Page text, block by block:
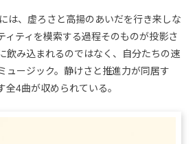
は、虚ろさと高揚のあいだを行き来しな
ィティを模索する過程そのものが投影さ
飲み込まれるのではなく、自分たちの速
ュージック。静けさと推進力が同居す
4曲が収められている。